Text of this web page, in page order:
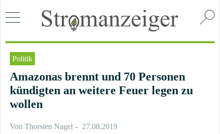
Politik
Amazonas brennt und 70 Personen
kündigten an weitere Feuer legen zu
wollen
Von Thorsten Nagel 27.08.2019